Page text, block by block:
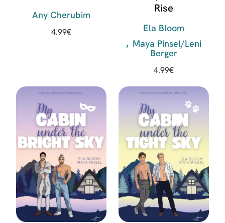
Any Cherubim
4.99€
Rise
Ela Bloom
Maya Pinsel/Leni
Berger
4.99€